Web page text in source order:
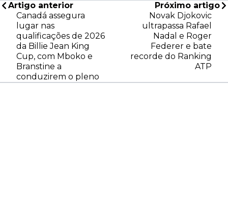
Artigo anterior
Canadá assegura
lugar nas
qualificações de 2026
da Billie Jean King
Cup, com Mboko e
Branstine a
conduzirem o pleno
Próximo artigo
Novak Djokovic
ultrapassa Rafael
Nadal e Roger
Federer e bate
recorde do Ranking
ATP